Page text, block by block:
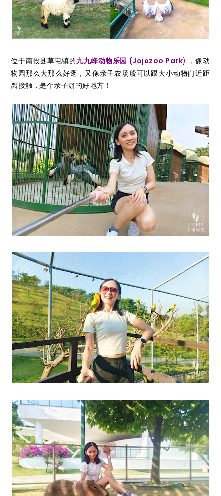
位于南投县草屯镇的九九峰动物乐园 (Jojozoo Park)
，像动
物园那么大那么好逛，又像亲子农场般可以跟大小动物们近距
离接触，是个亲子游的好地方！